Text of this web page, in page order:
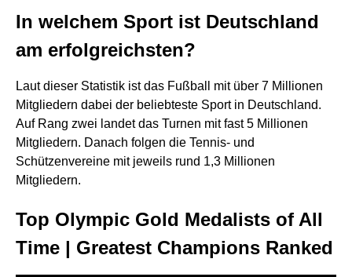
In welchem Sport ist Deutschland
am erfolgreichsten?
Laut dieser Statistik ist das Fußball mit über 7 Millionen
Mitgliedern dabei der beliebteste Sport in Deutschland.
Auf Rang zwei landet das Turnen mit fast 5 Millionen
Mitgliedern. Danach folgen die Tennis- und
Schützenvereine mit jeweils rund 1,3 Millionen
Mitgliedern.
Top Olympic Gold Medalists of All
Time | Greatest Champions Ranked